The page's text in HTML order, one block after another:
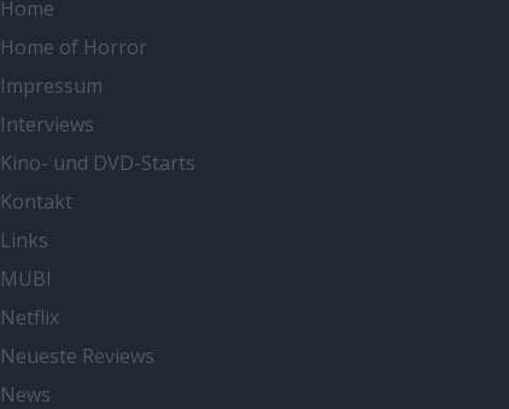
Home
Home of Horror
Impressum
Interviews
Kino- und DVD-Starts
Kontakt
Links
MUBI
Netflix
Neueste Reviews
News